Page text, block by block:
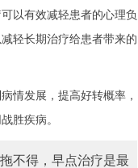
以有效减轻患者的心理负
轻长期治疗给患者带来的
情发展，提高好转概率，
胜疾病。
不得，早点治疗是最